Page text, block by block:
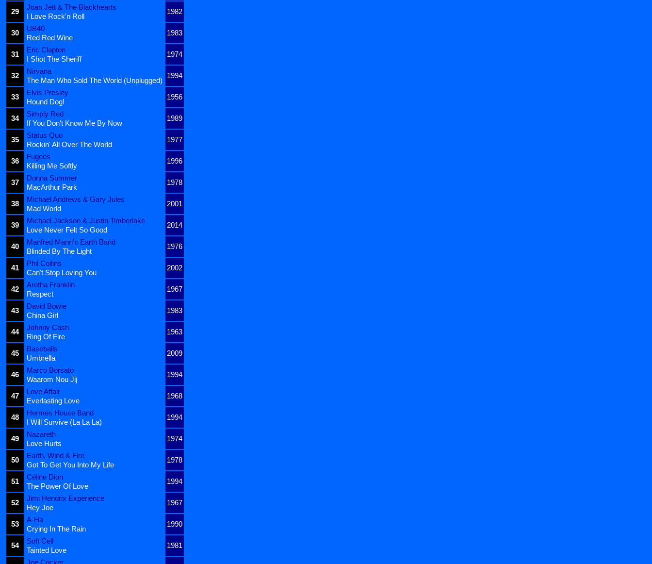
29
Joan Jett & The Blackhearts
1982
I Love Rock'n Roll
30
UB40
1983
Red Red Wine
31
Eric Clapton
1974
I Shot The Sheriff
32
Nirvana
1994
The Man Who Sold The World (Unplugged)
33
Elvis Presley
1956
Hound Dog!
34
Simply Red
1989
If You Don't Know Me By Now
35
Status Quo
1977
Rockin' All Over The World
36
Fugees
1996
Killing Me Softly
37
Donna Summer
1978
MacArthur Park
38
Michael Andrews & Gary Jules
2001
Mad World
39
Michael Jackson & Justin Timberlake
2014
Love Never Felt So Good
40
Manfred Mann's Earth Band
1976
Blinded By The Light
41
Phil Collins
2002
Can't Stop Loving You
42
Aretha Franklin
1967
Respect
43
David Bowie
1983
China Girl
44
Johnny Cash
1963
Ring Of Fire
45
Baseballs
2009
Umbrella
46
Marco Borsato
1994
Waarom Nou Jij
47
Love Affair
1968
Everlasting Love
48
Hermes House Band
1994
I Will Survive (La La La)
49
Nazareth
1974
Love Hurts
50
Earth, Wind & Fire
1978
Got To Get You Into My Life
51
Céline Dion
1994
The Power Of Love
52
Jimi Hendrix Experience
1967
Hey Joe
53
A-Ha
1990
Crying In The Rain
54
Soft Cell
1981
Tainted Love